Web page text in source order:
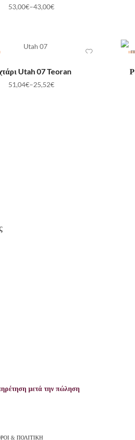
43,00€
–
53,00€
ΕΠΙΛΟΓΉ
Utah 07 Teoran
25,52€
–
51,04€
μετά την πώληση
& ΠΟΛΙΤΙΚΗ